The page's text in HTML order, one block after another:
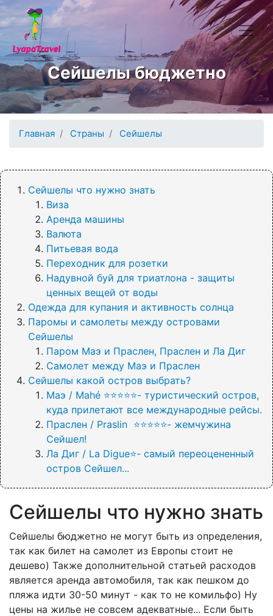
Перейти к основному содержанию
Сейшелы бюджетно
Главная Страны Сейшелы
Сейшелы что нужно знать
Виза
Аренда машины
Валюта
Питьевая вода
Переходник для розетки
Надувной буй для триатлона - защиты
ценных вещей от воды
Одежда для купания и активность солнца
Паромы и самолеты между островами
Сейшелы
Паром Маэ и Праслен, Праслен и Ла Диг
Самолет между Маэ и Праслен
Сейшелы какой остров выбрать?
Маэ / Mahé ⭐⭐⭐⭐⭐- туристический остров,
куда прилетают все международные рейсы.
Праслен / Praslin ⭐⭐⭐⭐⭐- жемчужина
Сейшел!
Ла Диг / La Digue⭐- самый переоцененный
остров Сейшел...
Сейшелы что нужно знать
Сейшелы бюджетно не могут быть из определения,
так как билет на самолет из Европы стоит не
дешево) Также дополнительной статьей расходов
является аренда автомобиля, так как пешком до
пляжа идти 30-50 минут - как то не комильфо) Ну
цены на жилье не совсем адекватные... Если быть